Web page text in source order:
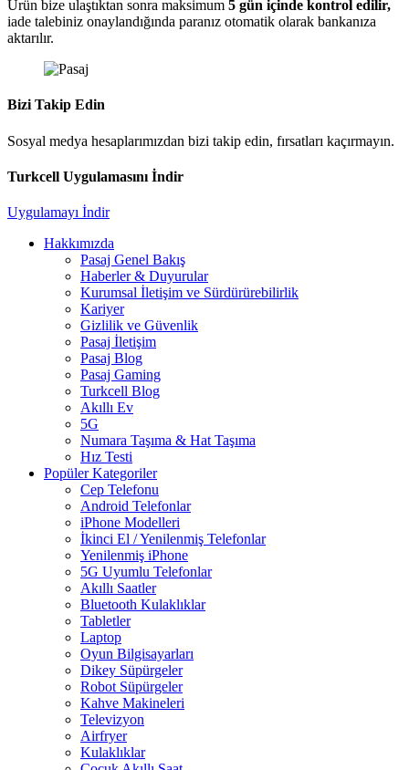
Ürün bize ulaştıktan sonra maksimum 5 gün içinde kontrol edilir,
iade talebiniz onaylandığında paranız otomatik olarak bankanıza
aktarılır.
Bizi Takip Edin
Sosyal medya hesaplarımızdan bizi takip edin, fırsatları kaçırmayın.
Turkcell Uygulamasını İndir
Uygulamayı İndir
Hakkımızda
Pasaj Genel Bakış
Haberler & Duyurular
Kurumsal İletişim ve Sürdürürebilirlik
Kariyer
Gizlilik ve Güvenlik
Pasaj İletişim
Pasaj Blog
Pasaj Gaming
Turkcell Blog
Akıllı Ev
5G
Numara Taşıma & Hat Taşıma
Hız Testi
Popüler Kategoriler
Cep Telefonu
Android Telefonlar
iPhone Modelleri
İkinci El / Yenilenmiş Telefonlar
Yenilenmiş iPhone
5G Uyumlu Telefonlar
Akıllı Saatler
Bluetooth Kulaklıklar
Tabletler
Laptop
Oyun Bilgisayarları
Dikey Süpürgeler
Robot Süpürgeler
Kahve Makineleri
Televizyon
Airfryer
Kulaklıklar